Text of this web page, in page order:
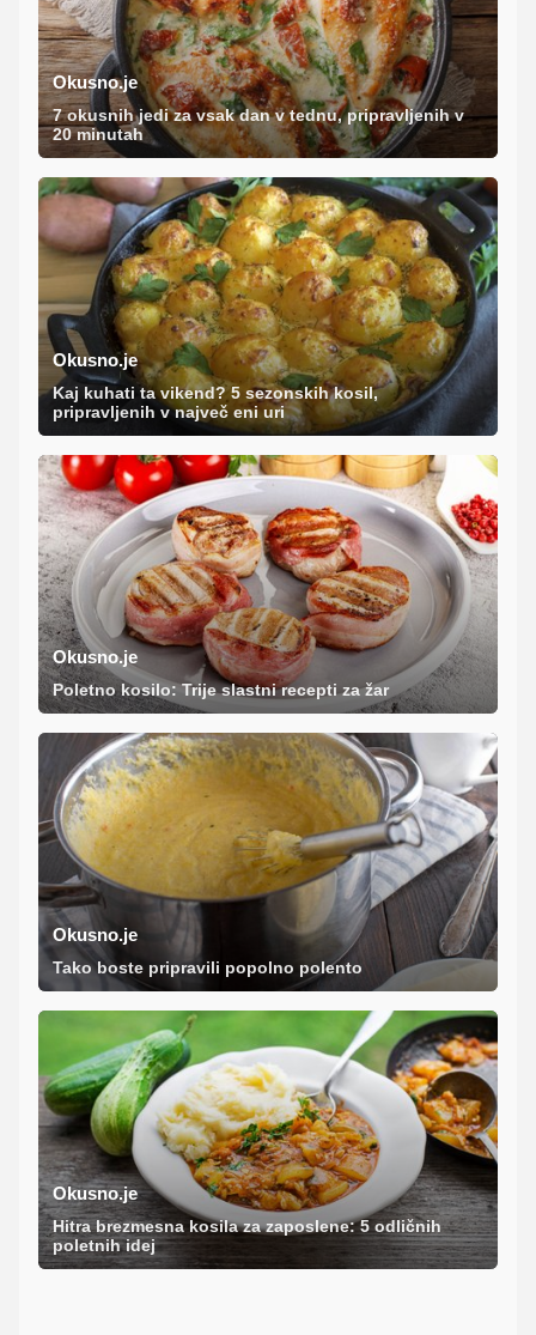
Okusno.je
7 okusnih jedi za vsak dan v tednu, pripravljenih v
20 minutah
Okusno.je
Kaj kuhati ta vikend? 5 sezonskih kosil,
pripravljenih v največ eni uri
Okusno.je
Poletno kosilo: Trije slastni recepti za žar
Okusno.je
Tako boste pripravili popolno polento
Okusno.je
Hitra brezmesna kosila za zaposlene: 5 odličnih
poletnih idej